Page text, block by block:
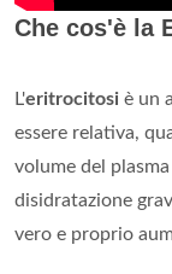
Che cos'è la
L'eritrocitosi è un
essere relativa,
volume del
disidratazione
vero e proprio